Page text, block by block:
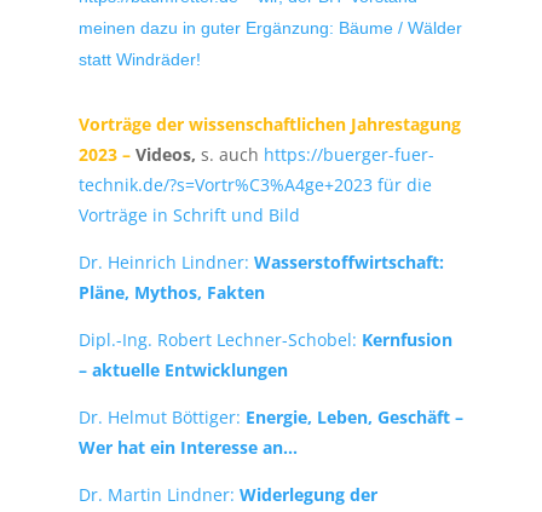
meinen dazu in guter Ergänzung: Bäume / Wälder
statt Windräder!
Vorträge der wissenschaftlichen Jahrestagung
2023 –Videos, s. auch https://buerger-fuer-
technik.de/?s=Vortr%C3%A4ge+2023 für die
Vorträge in Schrift und Bild
Dr. Heinrich Lindner: Wasserstoffwirtschaft:
Pläne, Mythos, Fakten
Dipl.-Ing. Robert Lechner-Schobel: Kernfusion
– aktuelle Entwicklungen
Dr. Helmut Böttiger: Energie, Leben, Geschäft –
Wer hat ein Interesse an…
Dr. Martin Lindner: Widerlegung der